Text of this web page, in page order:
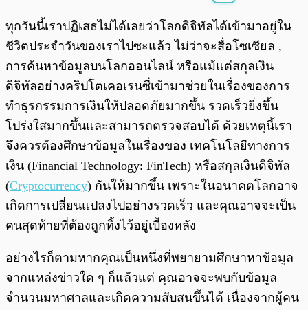
พร้อมเล่น 0:00 0:00
ทุกวันนี้เราปฏิเสธไม่ได้เลยว่าโลกดิจิทัลได้เข้ามาอยู่ใน
ชีวิตประจำวันของเราไปซะแล้ว ไม่ว่าจะสื่อโซเซียล ,
การค้นหาข้อมูลบนโลกออนไลน์ หรือแม้แต่สกุลเงิน
ดิจิทัลอย่างคริปโตเคอเรนซี่เข้ามาช่วยในเรื่องของการ
ทำธุรกรรมการเงินให้ปลอดภัยมากขึ้น รวดเร็วยิ่งขึ้น
โปร่งใสมากขึ้นและสามารถตรวจสอบได้ ด้วยเหตุนี้เรา
จึงควรต้องศึกษาข้อมูลในเรื่องของ เทคโนโลยีทางการ
เงิน (Financial Technology: FinTech) หรือสกุลเงินดิจิทัล
(Cryptocurrency) กันให้มากขึ้น เพราะในอนาคตโลกอาจ
เกิดการเปลี่ยนแปลงไปอย่างรวดเร็ว และคุณอาจจะเป็น
คนสุดท้ายที่ต้องถูกทิ้งไว้อยู่เบื้องหลัง
อย่างไรก็ตามหากคุณเป็นหนึ่งที่พยายามศึกษาหาข้อมูล
จากแหล่งข่าวใด ๆ ก็แล้วแต่ คุณอาจจะพบกับข้อมูล
จำนวนมหาศาลและเกิดความสับสนขึ้นได้ เนื่องจากผู้คน